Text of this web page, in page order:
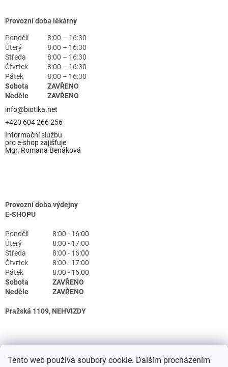
Tento web používá soubory cookie. Dalším procházením
Provozní doba lékárny
Pondělí
8:00 – 16:30
Úterý
8:00 – 16:30
Středa
8:00 – 16:30
Čtvrtek
8:00 – 16:30
Pátek
8:00 – 16:30
Sobota
ZAVŘENO
Neděle
ZAVŘENO
info@biotika.net
+420 604 266 256
Informační službu
pro e-shop zajišťuje
Mgr. Romana Benáková
Provozní doba výdejny
E-SHOPU
Pondělí
8:00 - 16:00
Úterý
8:00 - 17:00
Středa
8:00 - 16:00
Čtvrtek
8:00 - 17:00
Pátek
8:00 - 15:00
Sobota
ZAVŘENO
Neděle
ZAVŘENO
Pražská 1109, NEHVIZDY